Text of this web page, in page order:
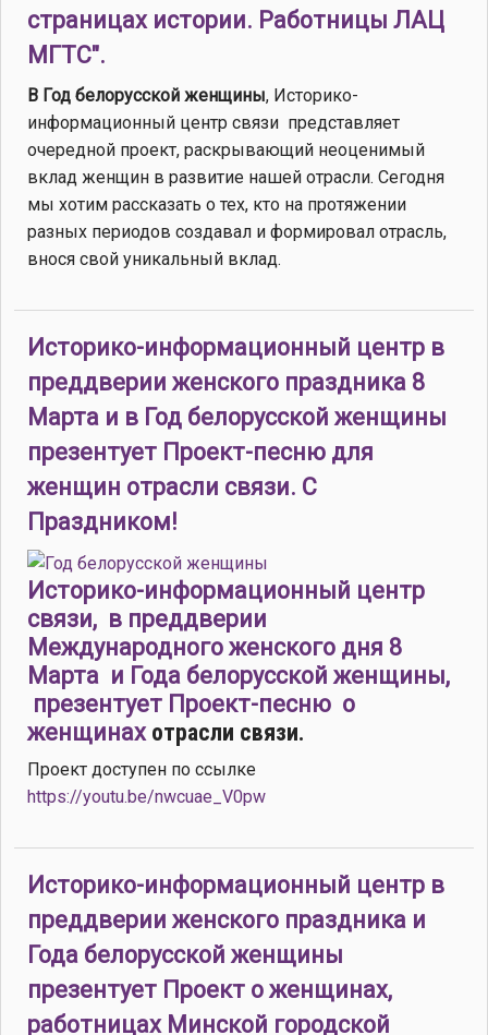
страницах истории. Работницы ЛАЦ
МГТС".
В Год белорусской женщины, Историко-
информационный центр связи представляет
очередной проект, раскрывающий неоценимый
вклад женщин в развитие нашей отрасли. Сегодня
мы хотим рассказать о тех, кто на протяжении
разных периодов создавал и формировал отрасль,
внося свой уникальный вклад.
Историко-информационный центр в
преддверии женского праздника 8
Марта и в Год белорусской женщины
презентует Проект-песню для
женщин отрасли связи. С
Праздником!
Историко-информационный центр
связи, в преддверии
Международного женского дня 8
Марта и Года белорусской женщины,
презентует Проект-песню о
женщинахотрасли связи.
Проект доступен по ссылке
https://youtu.be/nwcuae_V0pw
Историко-информационный центр в
преддверии женского праздника и
Года белорусской женщины
презентует Проект о женщинах,
работницах Минской городской